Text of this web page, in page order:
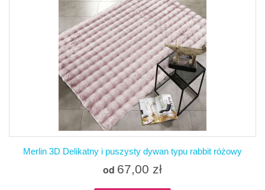
Merlin 3D Delikatny i puszysty dywan typu rabbit różowy
od 67,00 zł